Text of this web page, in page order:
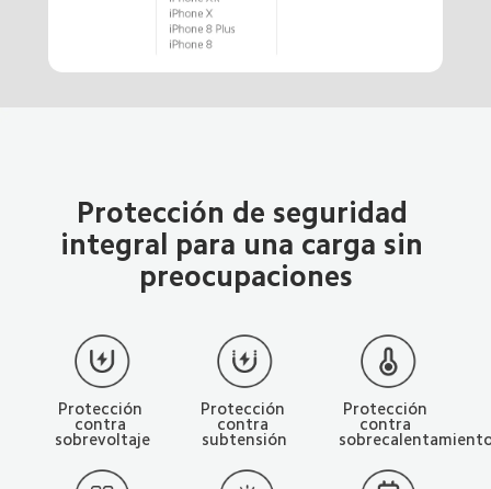
Protección de seguridad
integral para una carga sin
preocupaciones
Protección
contra
sobrevoltaje
Protección
contra
subtensión
Protección
contra